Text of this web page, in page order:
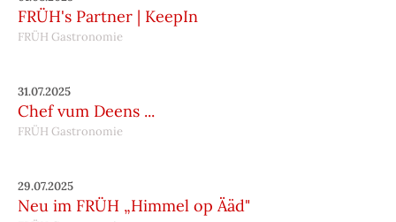
FRÜH's Partner | KeepIn
FRÜH Gastronomie
31.07.2025
Chef vum Deens ...
FRÜH Gastronomie
29.07.2025
Neu im FRÜH „Himmel op Ääd"